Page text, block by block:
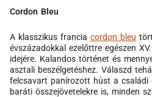
Cordon Bleu
A klasszikus francia cordon bleu
évszázadokkal ezelőttre egészen
idejére. Kalandos történet és
asztali beszélgetéshez. Válaszd
felcsavart panírozott húst a családi
baráti összejövetelekre is, minden